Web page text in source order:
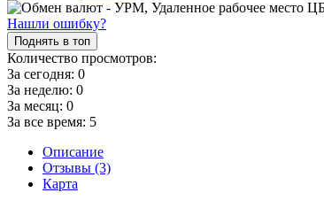
Нашли ошибку?
Поднять в топ
Количество просмотров:
За сегодня: 0
За неделю: 0
За месяц: 0
За все время: 5
Описание
Отзывы (3)
Карта